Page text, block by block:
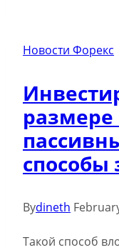
которые
быть
у
вас
на
Новости Форекс
размере
способы
Bydineth
Такой способ